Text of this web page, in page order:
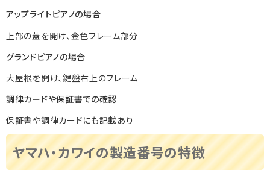
アップライトピアノの場合
上部の蓋を開け、金色フレーム部分
グランドピアノの場合
大屋根を開け、鍵盤右上のフレーム
調律カードや保証書での確認
保証書や調律カードにも記載あり
ヤマハ・カワイの製造番号の特徴